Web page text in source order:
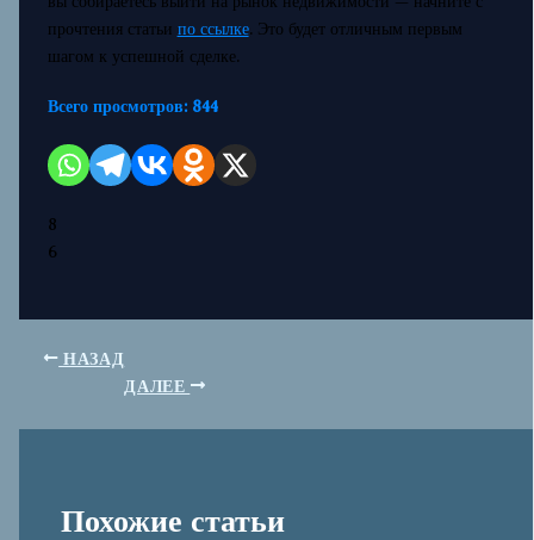
прочтения статьи по ссылке. Это будет отличным первым
шагом к успешной сделке.
Всего просмотров: 844
8
6
НАЗАД
ДАЛЕЕ
Похожие статьи